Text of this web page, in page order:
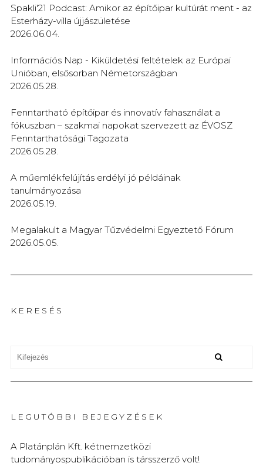
Spakli'21 Podcast: Amikor az építőipar kultúrát ment - az
Esterházy-villa újjászületése
2026.06.04.
Információs Nap - Kiküldetési feltételek az Európai
Unióban, elsősorban Németországban
2026.05.28.
Fenntartható építőipar és innovatív fahasználat a
fókuszban – szakmai napokat szervezett az ÉVOSZ
Fenntarthatósági Tagozata
2026.05.28.
A műemlékfelújítás erdélyi jó példáinak
tanulmányozása
2026.05.19.
Megalakult a Magyar Tűzvédelmi Egyeztető Fórum
2026.05.05.
KERESÉS
LEGUTÓBBI BEJEGYZÉSEK
A Platánplán Kft. kétnemzetközi
tudományospublikációban is társszerző volt!